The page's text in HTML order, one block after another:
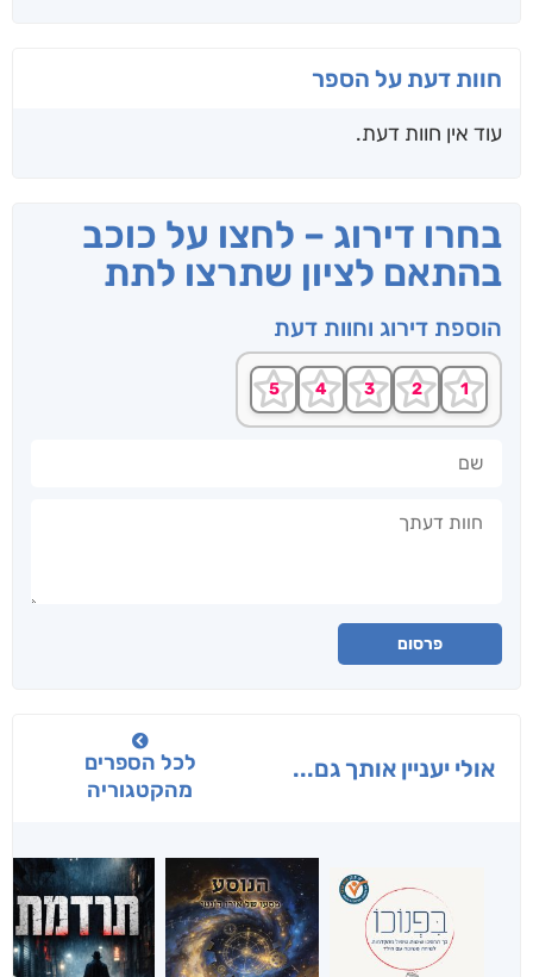
חוות דעת על הספר
עוד אין חוות דעת.
בחרו דירוג – לחצו על כוכב
בהתאם לציון שתרצו לתת
הוספת דירוג וחוות דעת
פרסום
אולי יעניין אותך גם...
לכל הספרים
מהקטגוריה